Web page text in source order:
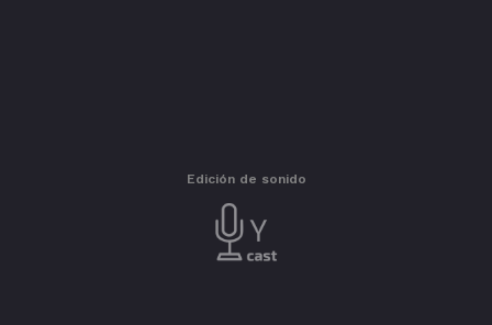
Edición de sonido